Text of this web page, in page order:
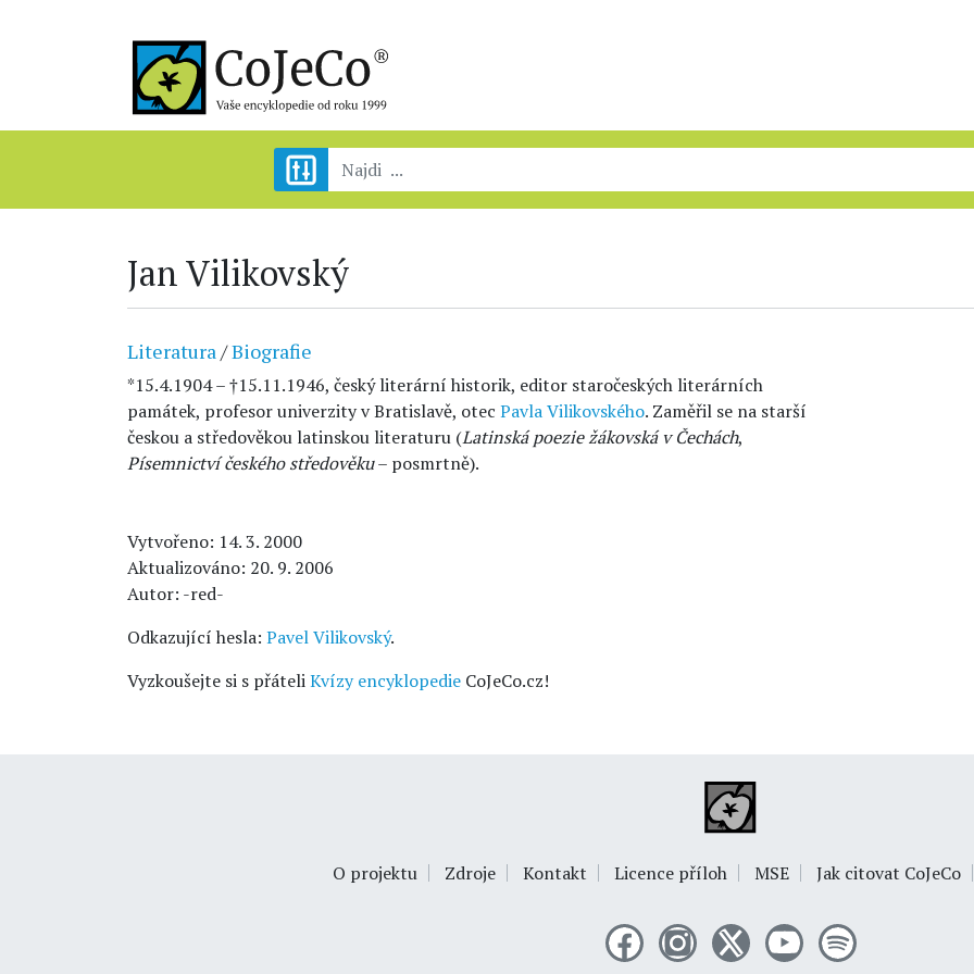
Jan Vilikovský
Literatura/Biografie
*15.4.1904 – †15.11.1946, český literární historik, editor staročeských literárních
památek, profesor univerzity v Bratislavě, otec Pavla Vilikovského. Zaměřil se na starší
českou a středověkou latinskou literaturu (Latinská poezie žákovská v Čechách,
Písemnictví českého středověku– posmrtně).
Vytvořeno: 14. 3. 2000
Aktualizováno: 20. 9. 2006
Autor: -red-
Odkazující hesla: Pavel Vilikovský.
Vyzkoušejte si s přáteliKvízy encyklopedie CoJeCo.cz!
O projektu Zdroje Kontakt Licence příloh MSE Jak citovat CoJeCo